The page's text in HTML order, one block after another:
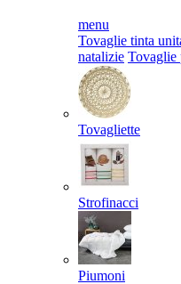
menu
Tovaglie tinta
natalizie Tovaglie
Tovagliette
Strofinacci
Piumoni